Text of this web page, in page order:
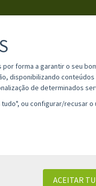
0 COMENTÁRIOS
forma a garantir o seu
disponibilizando
de determinados
ou configurar/recusar o
ACEITAR